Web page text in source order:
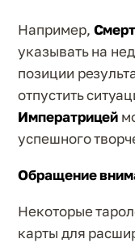
Например,
указывать на
позиции
отпустить
Императрицей
успешного
Обращение
Некоторые
карты для